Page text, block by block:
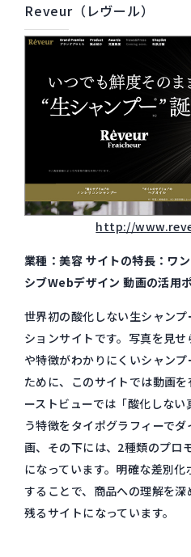
Reveur（レヴール）
http://
業種：美容 サイトの特長：ワ
シブWebデザイン 動画の活用
世界初の酸化しない生シャン
ションサイトです。写真を見
や特徴がわかりにくいシャン
ために、このサイトでは動画
ーストビューでは「酸化しな
う特徴をタイポグラフィーで
画、その下には、2種類のプロ
になっています。明確な差別
することで、商品への理解を
残るサイトになっています。